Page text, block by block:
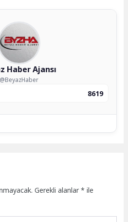
Haber Ajansı
@BeyazHaber
8619
Gerekli alanlar* ile